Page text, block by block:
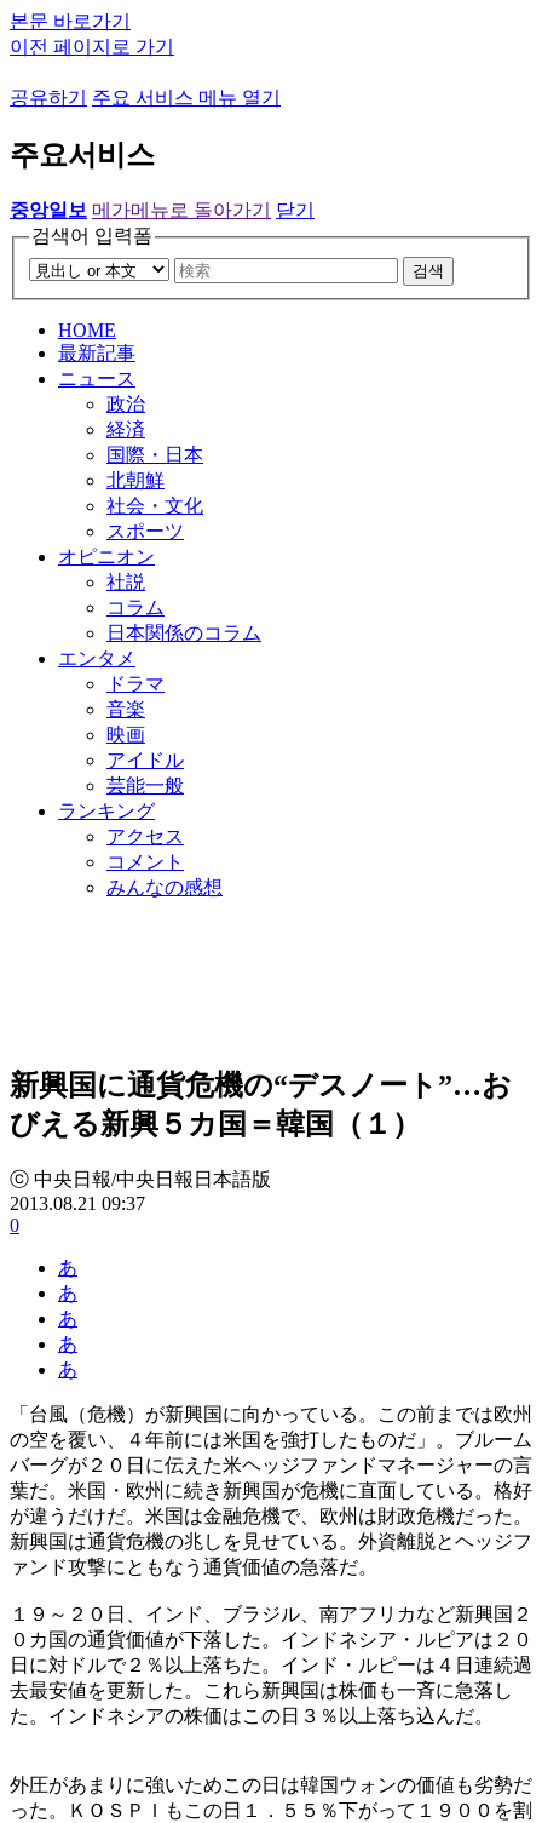
본문 바로가기
이전 페이지로 가기
공유하기 주요 서비스 메뉴 열기
주요서비스
중앙일보 메가메뉴로 돌아가기
닫기
검색어 입력폼
검색
HOME
最新記事
ニュース
政治
経済
国際・日本
北朝鮮
社会・文化
スポーツ
オピニオン
社説
コラム
日本関係のコラム
エンタメ
ドラマ
音楽
映画
アイドル
芸能一般
ランキング
アクセス
コメント
みんなの感想
新興国に通貨危機の“デスノート”…お
びえる新興５カ国＝韓国（１）
ⓒ 中央日報/中央日報日本語版
2013.08.21 09:37
0
あ
あ
あ
あ
あ
「台風（危機）が新興国に向かっている。この前までは欧州
の空を覆い、４年前には米国を強打したものだ」。ブルーム
バーグが２０日に伝えた米ヘッジファンドマネージャーの言
葉だ。米国・欧州に続き新興国が危機に直面している。格好
が違うだけだ。米国は金融危機で、欧州は財政危機だった。
新興国は通貨危機の兆しを見せている。外資離脱とヘッジフ
ァンド攻撃にともなう通貨価値の急落だ。
１９～２０日、インド、ブラジル、南アフリカなど新興国２
０カ国の通貨価値が下落した。インドネシア・ルピアは２０
日に対ドルで２％以上落ちた。インド・ルピーは４日連続過
去最安値を更新した。これら新興国は株価も一斉に急落し
た。インドネシアの株価はこの日３％以上落ち込んだ。
外圧があまりに強いためこの日は韓国ウォンの価値も劣勢だ
った。ＫＯＳＰＩもこの日１．５５％下がって１９００を割